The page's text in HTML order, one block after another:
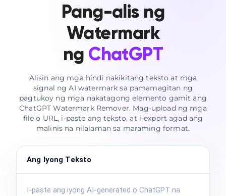
Pang-alis ng
Watermark
ng ChatGPT
Alisin ang mga hindi nakikitang teksto at mga
signal ng AI watermark sa pamamagitan ng
pagtukoy ng mga nakatagong elemento gamit ang
ChatGPT Watermark Remover. Mag-upload ng mga
file o URL, i-paste ang teksto, at i-export agad ang
malinis na nilalaman sa maraming format.
Ang Iyong Teksto